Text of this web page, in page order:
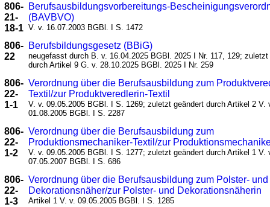
806-
21-
18-1
Berufsausbildungsvorbereitungs-
(BAVBVO)
V. v. 16.07.2003 BGBl. I S. 1472
806-
22
Berufsbildungsgesetz (BBiG)
neugefasst durch B. v. 16.04.2025 BGBl. 2025 I Nr. 117, 129; zuletzt
durch Artikel 9 G. v. 28.10.2025 BGBl. 2025 I Nr. 259
806-
22-
1-1
Verordnung über die Berufsausbildung zum
Textil/zur Produktveredlerin-Textil
V. v. 09.05.2005 BGBl. I S. 1269; zuletzt geändert durch Artikel 2 V.
01.08.2005 BGBl. I S. 2287
806-
22-
1-2
Verordnung über die Berufsausbildung zum
Produktionsmechaniker-Textil/zur
V. v. 09.05.2005 BGBl. I S. 1277; zuletzt geändert durch Artikel 1 V.
07.05.2007 BGBl. I S. 686
806-
22-
1-3
Verordnung über die Berufsausbildung zum Polster- und
Dekorationsnäher/zur Polster- und Dekorationsnäherin
Artikel 1 V. v. 09.05.2005 BGBl. I S. 1285